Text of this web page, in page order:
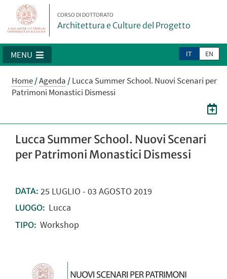
CORSO DI DOTTORATO
Architettura e Culture del Progetto
IT EN
MENU
Home/Agenda /Lucca Summer School. Nuovi Scenari per
Patrimoni Monastici Dismessi
Lucca Summer School. Nuovi Scenari
per Patrimoni Monastici Dismessi
DATA: 25 LUGLIO - 03 AGOSTO2019
LUOGO: Lucca
TIPO: Workshop